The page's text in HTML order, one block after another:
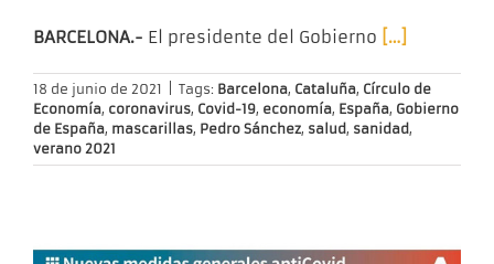
BARCELONA.- El presidente del Gobierno […]
18 de junio de 2021 Tags: Barcelona, Cataluña, Círculo de
Economía, coronavirus, Covid-19, economía, España, Gobierno
de España, mascarillas, Pedro Sánchez, salud, sanidad,
verano 2021